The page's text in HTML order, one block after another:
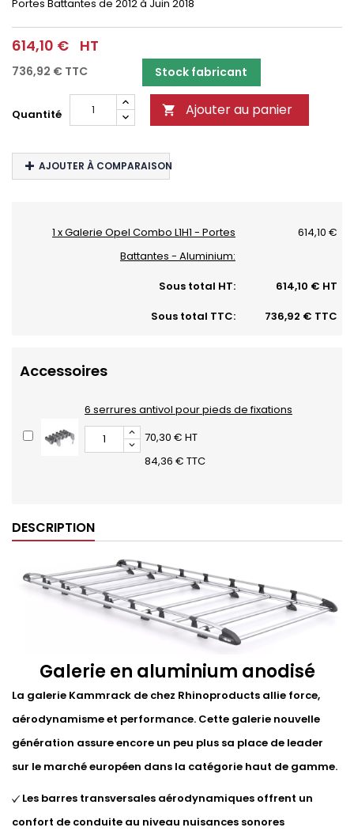
Portes Battantes de 2012 à Juin 2018
614,10 € HT
736,92 € TTC Stock fabricant
Quantité  Ajouter au panier
AJOUTER À COMPARAISON
1 x Galerie Opel Combo L1H1 - Portes
Battantes - Aluminium:
614,10 €
Sous total HT:
614,10 € HT
Sous total TTC:
736,92 € TTC
Accessoires
6 serrures antivol pour pieds de fixations
70,30 € HT
84,36 € TTC
DESCRIPTION
Galerie en aluminium anodisé
La galerie Kammrack de chez Rhinoproducts allie force,
aérodynamisme et performance. Cette galerie nouvelle
génération assure encore un peu plus sa place de leader
sur le marché européen dans la catégorie haut de gamme.
Les barres transversales aérodynamiques offrent un
confort de conduite au niveau nuisances sonores